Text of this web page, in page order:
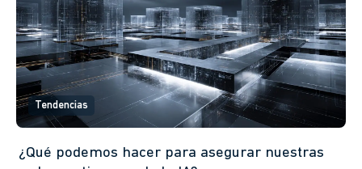
Tendencias
¿Qué podemos hacer para asegurar nuestras